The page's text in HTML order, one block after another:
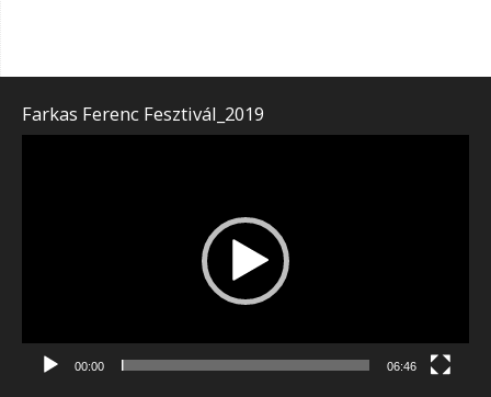
Farkas Ferenc Fesztivál_2019
00:00 06:46